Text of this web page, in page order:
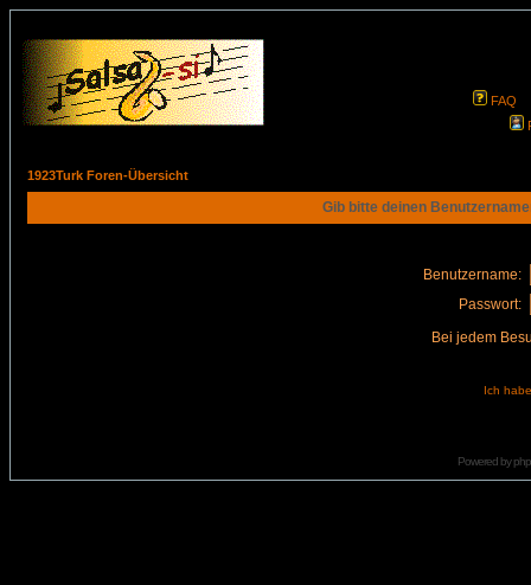
FAQ
1923Turk Foren-Übersicht
Gib bitte deinen
Benutzername:
Passwort:
Bei jedem
Ich
Powered by